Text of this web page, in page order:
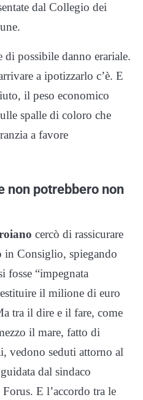
dal Collegio dei
di possibile danno erariale.
a ipotizzarlo c’è. E
il peso economico
spalle di coloro che
a favore
non potrebbero non
cercò di rassicurare
in Consiglio, spiegando
fosse “impegnata
il milione di euro
tra il dire e il fare, come
il mare, fatto di
vedono seduti attorno al
dal sindaco
E l’accordo tra le